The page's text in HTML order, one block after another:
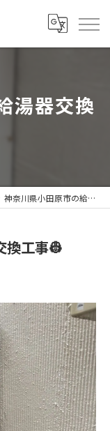
湯器交換
神奈川県小田原市の給湯器交換工事👷
換工事👷